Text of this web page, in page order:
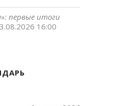
первые итоги
16:00